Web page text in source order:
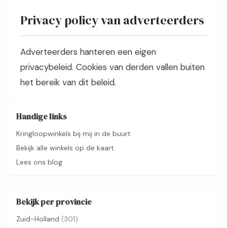
Privacy policy van adverteerders
Adverteerders hanteren een eigen
privacybeleid. Cookies van derden vallen buiten
het bereik van dit beleid.
Handige links
Kringloopwinkels bij mij in de buurt
Bekijk alle winkels op de kaart
Lees ons blog
Bekijk per provincie
Zuid-Holland (301)